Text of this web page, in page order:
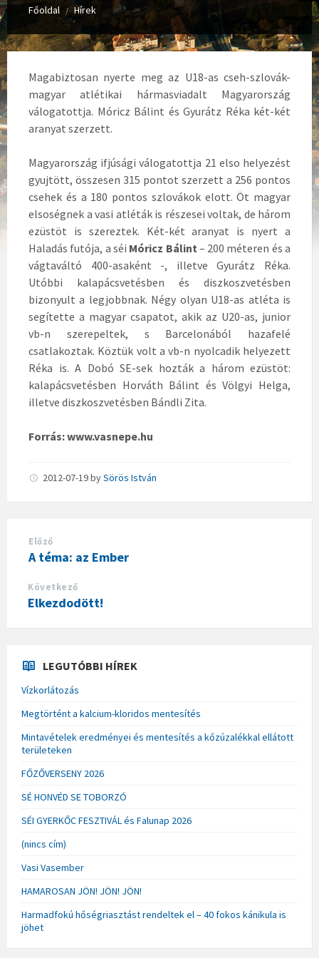
Főoldal / Hírek
Magabiztosan nyerte meg az U18-as cseh-szlovák-
magyar atlétikai hármasviadalt Magyarország
válogatottja. Móricz Bálint és Gyurátz Réka két-két
aranyat szerzett.
Magyarország ifjúsági válogatottja 21 elso helyezést
gyujtött, összesen 315 pontot szerzett a 256 pontos
csehek és a 180 pontos szlovákok elott. Öt magyar
elsoségnek a vasi atléták is részesei voltak, de három
ezüstöt is szereztek. Két-két aranyat is nyert a
Haladás futója, a séi Móricz Bálint – 200 méteren és a
vágtaváltó 400-asaként -, illetve
Gyurátz Réka.
Utóbbi kalapácsvetésben és diszkoszvetésben
bizonyult a legjobbnak. Négy olyan U18-as atléta is
segítette a magyar csapatot, akik az U20-as, junior
vb-n szerepeltek, s Barcelonából
hazafelé
csatlakoztak. Köztük volt a vb-n nyolcadik helyezett
Réka is. A Dobó SE-sek hozták a három ezüstöt:
kalapácsvetésben Horváth Bálint és Völgyi Helga,
illetve diszkoszvetésben Bándli Zita.
Forrás: www.vasnepe.hu
2012-07-19bySörös István
Előző
A téma: az Ember
Következő
Elkezdodött!
LEGUTÓBBI HÍREK
Vízkorlátozás
Megtörtént a kalcium-kloridos mentesítés
Mintavételek eredményei és mentesítés a kőzúzalékkal ellátott
területeken
FŐZŐVERSENY 2026
SÉ HONVÉD SE TOBORZÓ
SÉI GYERKŐC FESZTIVÁL és Falunap 2026
(nincs cím)
Vasi Vasember
HAMAROSAN JÖN! JÖN! JÖN!
Harmadfokú hőségriasztást rendeltek el – 40 fokos kánikula is
jöhet